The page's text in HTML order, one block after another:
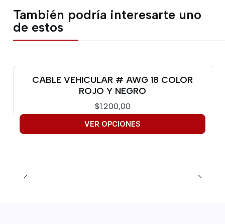
También podría interesarte uno
de estos
CABLE VEHICULAR # AWG 18 COLOR
ROJO Y NEGRO
$1.200,00
VER OPCIONES